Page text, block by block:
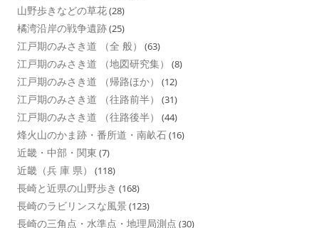
山野歩きなどの草花(28)
橘湾沿岸の戦争遺跡(25)
江戸期のみさき道 （全 般） (63)
江戸期のみさき道 （地図研究集） (8)
江戸期のみさき道 （帰路ほか） (12)
江戸期のみさき道 （往路前半） (31)
江戸期のみさき道 （往路後半） (44)
烽火山のかま跡・番所道・南畝石(16)
近畿・中部・関東 (7)
近畿（兵 庫 県） (118)
長崎と近県の山野歩き (168)
長崎のラビリンスな風景 (123)
長崎の三角点・水準点・地理局測点 (30)